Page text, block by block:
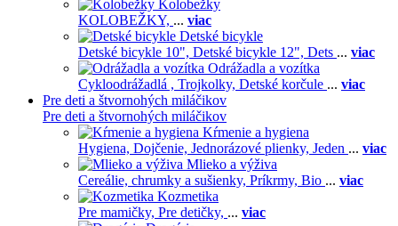
Kolobežky
KOLOBEŽKY, ... viac
Detské bicykle
Detské bicykle 10", Detské bicykle 12", Dets ... viac
Odrážadla a vozítka
Cykloodrážadlá , Trojkolky, Detské korčule ... viac
Pre deti a štvornohých miláčikov
Pre deti a štvornohých miláčikov
Kŕmenie a hygiena
Hygiena, Dojčenie, Jednorázové plienky, Jeden ... viac
Mlieko a výživa
Cereálie, chrumky a sušienky, Príkrmy, Bio ... viac
Kozmetika
Pre mamičky, Pre detičky, ... viac